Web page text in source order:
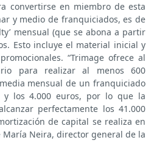
convertirse en miembro de esta
y medio de franquiciados, es de
mensual (que se abona a partir
Esto incluye el material inicial y
“Trimage ofrece al
para realizar al menos 600
mensual de un franquiciado
y los 4.000 euros, por lo que la
perfectamente los 41.000
de capital se realiza en
María Neira, director general de la